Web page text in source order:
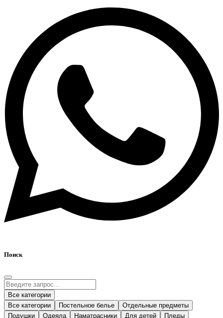
Поиск
Все категории
Все категории
Постельное белье
Отдельные предметы
Подушки
Одеяла Наматрасники Для детей
Пледы